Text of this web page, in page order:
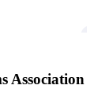
Association